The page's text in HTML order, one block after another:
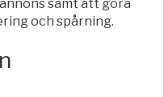
samt att göra
och spårning.